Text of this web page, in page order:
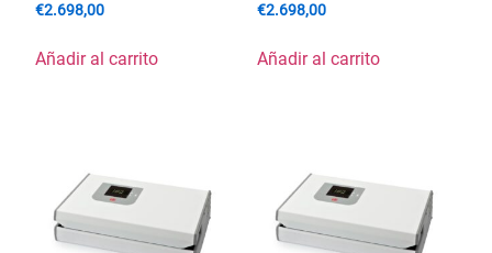
€2.698,00
Añadir al carrito
€2.698,00
Añadir al carrito